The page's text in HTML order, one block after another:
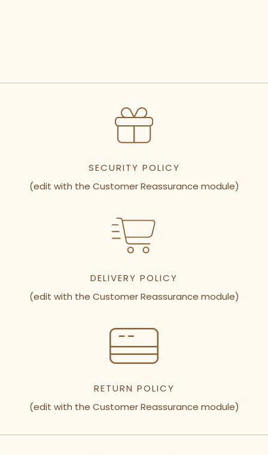
SECURITY POLICY
(edit with the Customer Reassurance module)
DELIVERY POLICY
(edit with the Customer Reassurance module)
RETURN POLICY
(edit with the Customer Reassurance module)